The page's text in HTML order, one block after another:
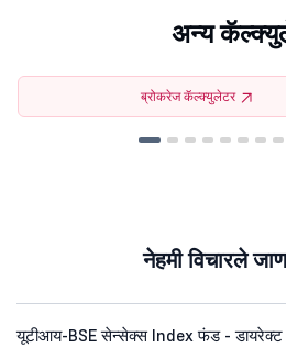
अन्य
ब्रोकरेज कॅल्क्युलेटर
नेहमी विचारले
यूटीआय-BSE सेन्सेक्स Index फंड - डायरेक्ट